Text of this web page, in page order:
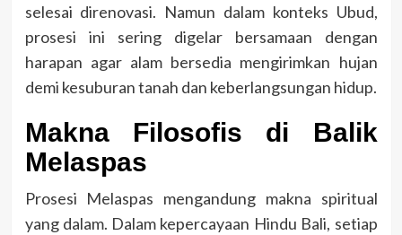
selesai direnovasi. Namun dalam konteks Ubud,
prosesi ini sering digelar bersamaan dengan
harapan agar alam bersedia mengirimkan hujan
demi kesuburan tanah dan keberlangsungan hidup.
Makna Filosofis di Balik
Melaspas
Prosesi Melaspas mengandung makna spiritual
yang dalam. Dalam kepercayaan Hindu Bali, setiap